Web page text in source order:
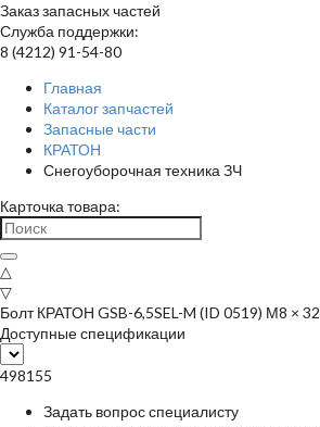
Заказ запасных частей
Служба поддержки:
8 (4212) 91-54-80
Главная
Каталог запчастей
Запасные части
КРАТОН
Снегоуборочная техника ЗЧ
Карточка товара:
△
▽
Болт КРАТОН GSB-6,5SEL-M (ID 0519) М8 × 32
Доступные спецификации
498155
Задать вопрос специалисту